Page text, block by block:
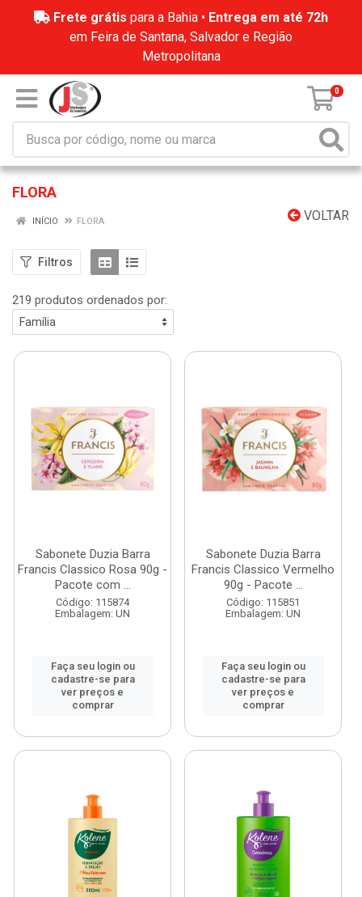
Frete grátis para a Bahia • Entrega em até 72h
em Feira de Santana, Salvador e Região
Metropolitana
0
FLORA
VOLTAR
INÍCIO FLORA
Filtros
219 produtos ordenados por:
Sabonete Duzia Barra
Francis Classico Rosa 90g -
Pacote com ...
Código: 115874
Embalagem: UN
Faça seu login ou
cadastre-se para
ver preços e
comprar
Sabonete Duzia Barra
Francis Classico Vermelho
90g - Pacote ...
Código: 115851
Embalagem: UN
Faça seu login ou
cadastre-se para
ver preços e
comprar